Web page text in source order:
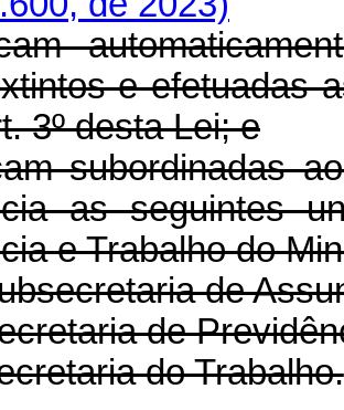
e efetuadas
3º desta Lei; e
subordinadas
as seguintes
e Trabalho do
de
de
do Trabalho.